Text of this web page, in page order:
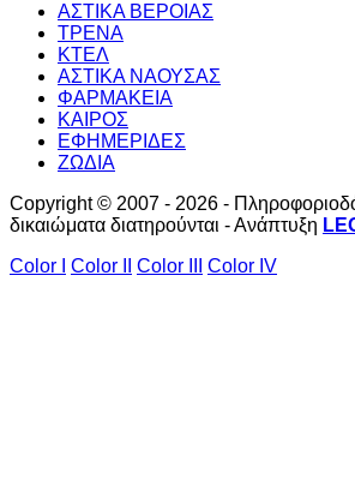
ΑΣΤΙΚΑ ΒΕΡΟΙΑΣ
ΤΡΕΝΑ
ΚΤΕΛ
ΑΣΤΙΚΑ ΝΑΟΥΣΑΣ
ΦΑΡΜΑΚΕΙΑ
ΚΑΙΡΟΣ
ΕΦΗΜΕΡΙΔΕΣ
ΖΩΔΙΑ
Copyright © 2007 - 2026 -
δικαιώματα διατηρούνται - Ανάπτυξη
Color I
Color II Color III Color IV